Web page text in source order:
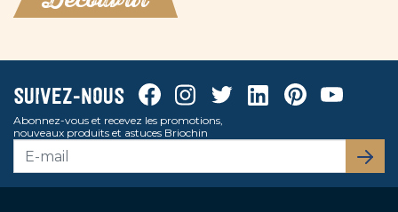
Suivez-nous FacebookInstagramTwitterLinkedinPinterestYoutube
Abonnez-vous et recevez les promotions,
nouveaux produits et astuces Briochin